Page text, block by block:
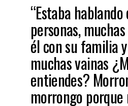
“Estaba
personas,
él con su familia
muchas vainas
entiendes?
morrongo porque